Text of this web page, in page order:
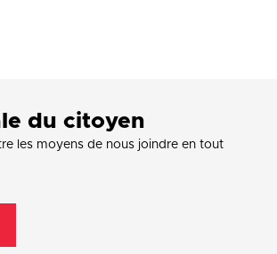
du citoyen
les moyens de nous joindre en tout